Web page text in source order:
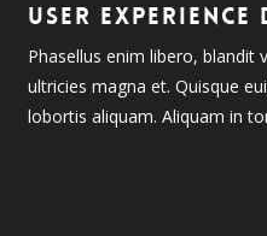
USER EXPERIENCE
Phasellus enim libero, blandit
ultricies magna et. Quisque
lobortis aliquam. Aliquam in